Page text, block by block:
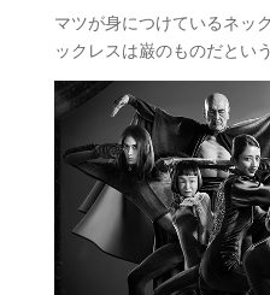
マツが身につけているネッ
ックレスは巌のものだとい